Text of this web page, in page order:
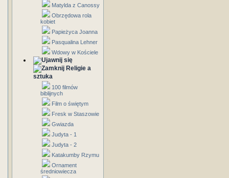
Matylda z Canossy
Obrzędowa rola
kobiet
Papieżyca Joanna
Pasqualina Lehner
Wdowy w Kościele
Religie a
sztuka
100 filmów
biblijnych
Film o świętym
Fresk w Staszowie
Gwiazda
Judyta - 1
Judyta - 2
Katakumby Rzymu
Ornament
średniowiecza